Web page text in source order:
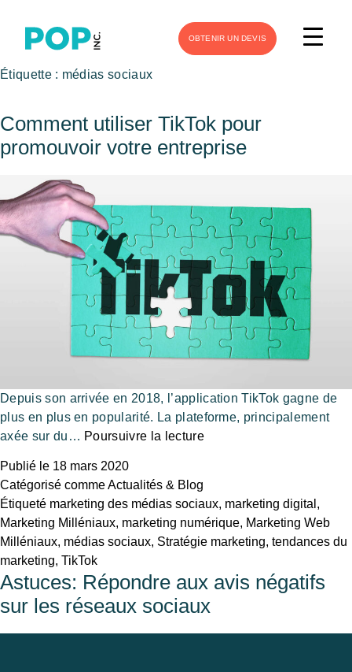
OBTENIR UN DEVIS
Étiquette : médias sociaux
Comment utiliser TikTok pour
promouvoir votre entreprise
Depuis son arrivée en 2018, l’application TikTok gagne de
plus en plus en popularité. La plateforme, principalement
axée sur du… Poursuivre la lecture
Publié le 18 mars 2020
Catégorisé commeActualités & Blog
Étiqueté marketing des médias sociaux, marketing digital ,
Marketing Milléniaux, marketing numérique, Marketing Web
Milléniaux, médias sociaux, Stratégie marketing, tendances du
marketing, TikTok
Astuces: Répondre aux avis négatifs
sur les réseaux sociaux